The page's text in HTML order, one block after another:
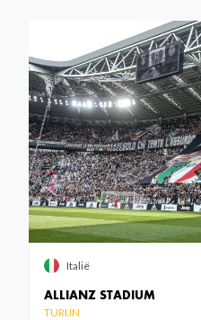
ALLIANZ STADIUM
TURIJN
Italië